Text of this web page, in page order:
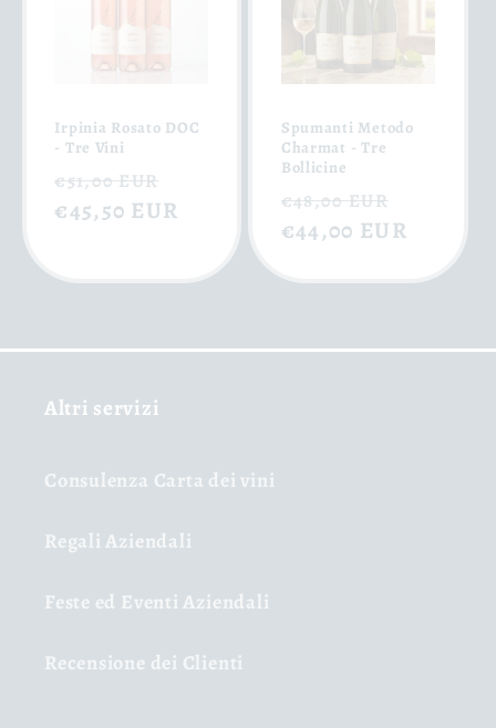
Irpinia Rosato DOC
- Tre Vini
Prezzo
di
€51,00 EUR
scontato
€45,50 EUR
Spumanti Metodo
Charmat - Tre
Bollicine
Prezzo
di
€48,00 EUR
€44,00 EUR
Altri servizi
Consulenza Carta dei vini
Regali Aziendali
Feste ed Eventi Aziendali
Recensione dei Clienti